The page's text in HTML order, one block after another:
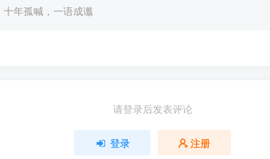
十年孤喊，一语成谶
请登录后发表评论
登录 注册